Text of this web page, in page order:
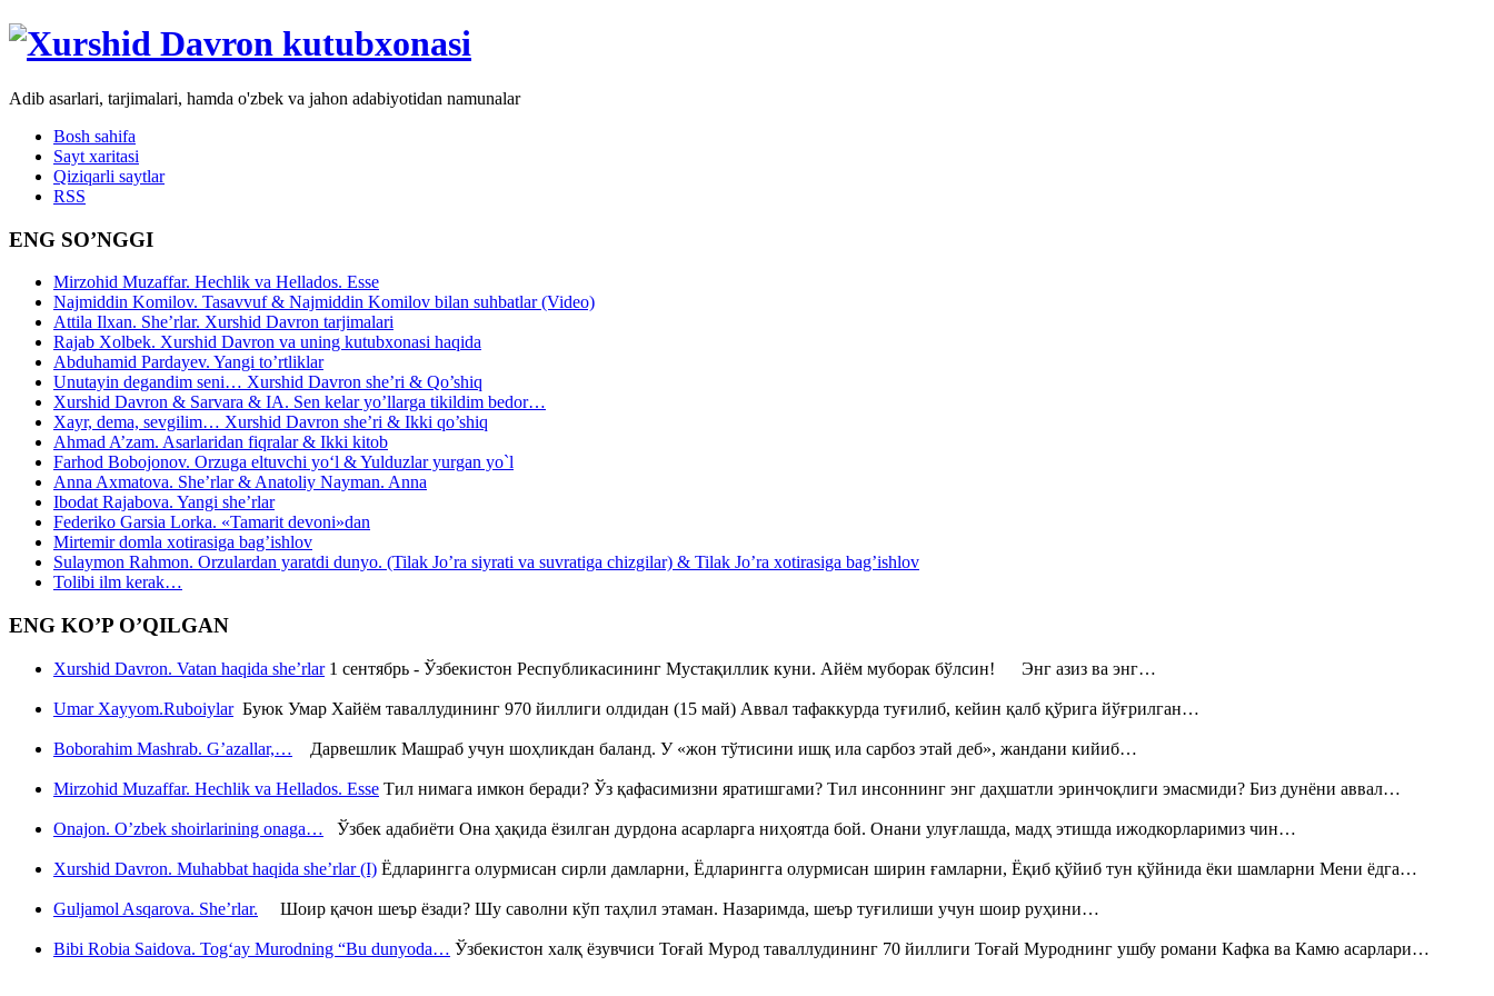
Adib asarlari, tarjimalari, hamda o'zbek va jahon adabiyotidan namunalar
Bosh sahifa
Sayt xaritasi
Qiziqarli saytlar
RSS
ENG SO’NGGI
Mirzohid Muzaffar. Hechlik va Hellados. Esse
Najmiddin Komilov. Tasavvuf & Najmiddin Komilov bilan suhbatlar (Video)
Attila Ilxan. She’rlar. Xurshid Davron tarjimalari
Rajab Xolbek. Xurshid Davron va uning kutubxonasi haqida
Abduhamid Pardayev. Yangi to’rtliklar
Unutayin degandim seni… Xurshid Davron she’ri & Qo’shiq
Xurshid Davron & Sarvara & IA. Sen kelar yo’llarga tikildim bedor…
Xayr, dema, sevgilim… Xurshid Davron she’ri & Ikki qo’shiq
Ahmad A’zam. Asarlaridan fiqralar & Ikki kitob
Farhod Bobojonov. Orzuga eltuvchi yo‘l & Yulduzlar yurgan yo`l
Anna Axmatova. She’rlar & Anatoliy Nayman. Anna
Ibodat Rajabova. Yangi she’rlar
Federiko Garsia Lorka. «Tamarit devoni»dan
Mirtemir domla xotirasiga bag’ishlov
Sulaymon Rahmon. Orzulardan yaratdi dunyo. (Tilak Jo’ra siyrati va suvratiga chizgilar) & Tilak Jo’ra xotirasiga bag’ishlov
Tolibi ilm kerak…
ENG KO’P O’QILGAN
Xurshid Davron. Vatan haqida she’rlar1 сентябрь - Ўзбекистон Республикасининг Мустақиллик куни. Айём муборак бўлсин! Энг азиз ва энг…
Umar Xayyom.RuboiylarБуюк Умар Хайём таваллудининг 970 йиллиги олдидан (15 май) Аввал тафаккурда туғилиб, кейин қалб қўрига йўғрилган…
Boborahim Mashrab. G’azallar,… Дарвешлик Машраб учун шоҳликдан баланд. У «жон тўтисини ишқ ила сарбоз этай деб», жандани кийиб…
Mirzohid Muzaffar. Hechlik va Hellados. Esse Тил нимага имкон беради? Ўз қафасимизни яратишгами? Тил инсоннинг энг даҳшатли эринчоқлиги эмасмиди? Биз дунёни аввал…
Onajon. O’zbek shoirlarining onaga… Ўзбек адабиёти Она ҳақида ёзилган дурдона асарларга ниҳоятда бой. Онани улуғлашда, мадҳ этишда ижодкорларимиз чин…
Xurshid Davron. Muhabbat haqida she’rlar (I) Ёдларингга олурмисан сирли дамларни, Ёдларингга олурмисан ширин ғамларни, Ёқиб қўйиб тун қўйнида ёки шамларни Мени ёдга…
Guljamol Asqarova. She’rlar. Шоир қачон шеър ёзади? Шу саволни кўп таҳлил этаман. Назаримда, шеър туғилиши учун шоир руҳини…
Bibi Robia Saidova. Tog‘ay Murodning “Bu dunyoda… Ўзбекистон халқ ёзувчиси Тоғай Мурод таваллудининг 70 йиллиги Тоғай Муроднинг ушбу романи Кафка ва Камю асарлари…